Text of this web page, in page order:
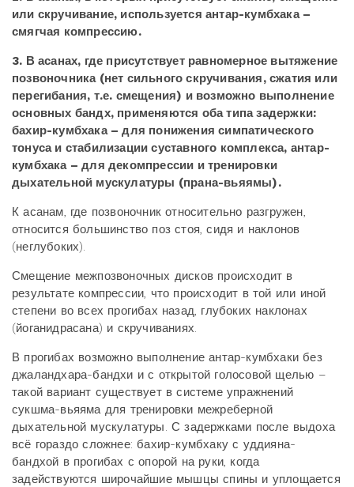
или скручивание, используется антар-кумбхака –
смягчая компрессию.
3. В асанах, где присутствует равномерное вытяжение
позвоночника (нет сильного скручивания, сжатия или
перегибания, т.е. смещения) и возможно выполнение
основных бандх, применяются оба типа задержки:
бахир-кумбхака – для понижения симпатического
тонуса и стабилизации суставного комплекса, антар-
кумбхака – для декомпрессии и тренировки
дыхательной мускулатуры (прана-вьяямы).
К асанам, где позвоночник относительно разгружен,
относится большинство поз стоя, сидя и наклонов
(неглубоких).
Смещение межпозвоночных дисков происходит в
результате компрессии, что происходит в той или иной
степени во всех прогибах назад, глубоких наклонах
(йоганидрасана) и скручиваниях.
В прогибах возможно выполнение антар-кумбхаки без
джаландхара-бандхи и с открытой голосовой щелью –
такой вариант существует в системе упражнений
сукшма-вьяяма для тренировки межреберной
дыхательной мускулатуры. С задержками после выдоха
всё гораздо сложнее: бахир-кумбхаку с уддияна-
бандхой в прогибах с опорой на руки, когда
задействуются широчайшие мышцы спины и уплощается